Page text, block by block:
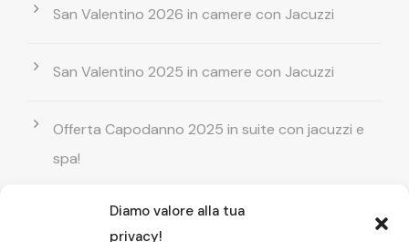
Diamo valore alla tua
privacy!
San Valentino 2026 in camere con Jacuzzi
San Valentino 2025 in camere con Jacuzzi
Offerta Capodanno 2025 in suite con jacuzzi e
spa!
Offerta Natale in camera con vasca